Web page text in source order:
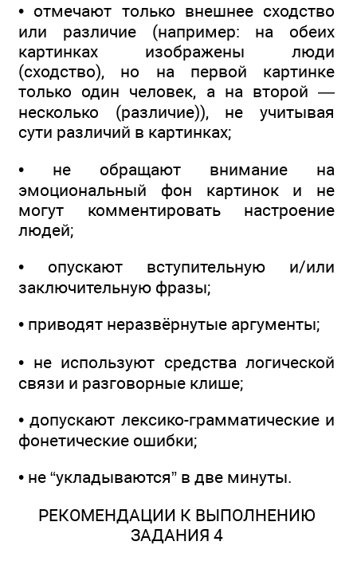
• отмечают только внешнее сходство
или различие (например: на обеих
картинках изображены люди
(сходство), но на первой картинке
только один человек, а на второй —
несколько (различие)), не учитывая
сути различий в картинках;
• не обращают внимание на
эмоциональный фон картинок и не
могут комментировать настроение
людей;
• опускают вступительную и/или
заключительную фразы;
• приводят неразвёрнутые аргументы;
• не используют средства логической
связи и разговорные клише;
• допускают лексико-грамматические и
фонетические ошибки;
• не “укладываются” в две минуты.
РЕКОМЕНДАЦИИ К ВЫПОЛНЕНИЮ
ЗАДАНИЯ 4